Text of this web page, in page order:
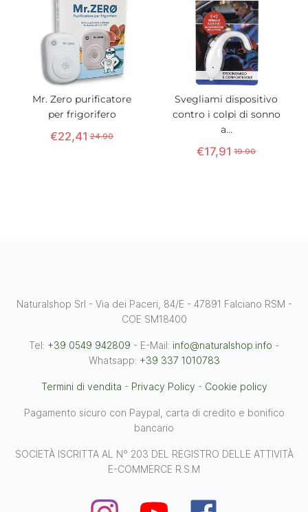
Mr. Zero purificatore
per frigorifero
€22,41 24.90
Svegliami dispositivo
contro i colpi di sonno
a...
€17,91 19.90
Naturalshop Srl - Via dei Paceri, 84/E - 47891 Falciano RSM -
COE SM18400
Tel: +39 0549 942809 - E-Mail: info@naturalshop.info -
Whatsapp: +39 337 1010783
Termini di vendita - Privacy Policy - Cookie policy
Pagamento sicuro con Paypal, carta di credito e bonifico
bancario
SOCIETÀ ISCRITTA AL N° 203 DEL REGISTRO DELLE ATTIVITÀ
E-COMMERCE R.S.M